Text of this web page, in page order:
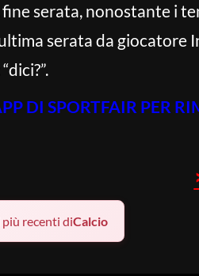
serata, nonostante i
serata da giocatore
DI SPORTFAIR PER
recenti diCalcio